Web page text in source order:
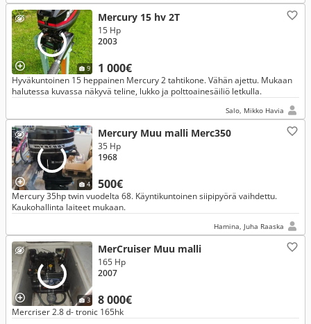
9
Mercury 15 hv 2T
1 000€
15 Hp
2003
Hyväkuntoinen 15 heppainen Mercury 2 tahtikone. Vähän ajettu. Mukaan
halutessa kuvassa näkyvä teline, lukko ja polttoainesäiliö letkulla.
Salo, Mikko Havia
4
Mercury Muu malli Merc350
500€
35 Hp
1968
Mercury 35hp twin vuodelta 68. Käyntikuntoinen siipipyörä vaihdettu.
Kaukohallinta laiteet mukaan.
Hamina, Juha Raaska
3
MerCruiser Muu malli
8 000€
165 Hp
2007
Mercriser 2.8 d- tronic 165hk